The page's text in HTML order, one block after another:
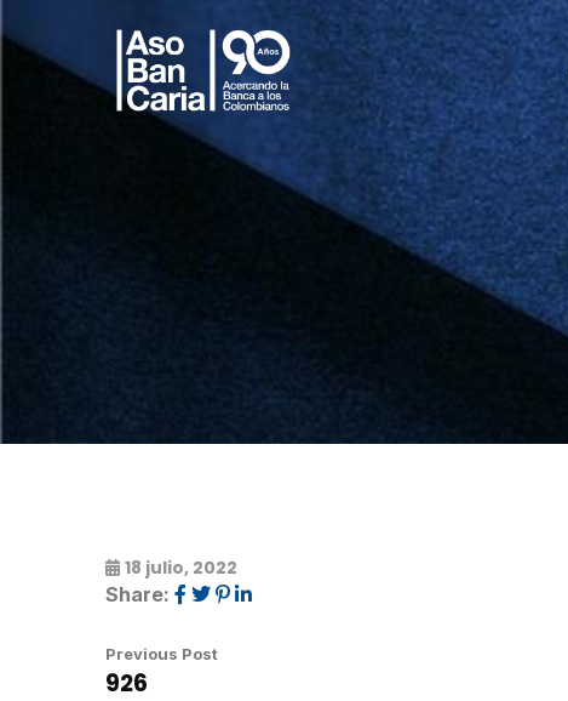
18 julio, 2022
Share:
Previous Post
926